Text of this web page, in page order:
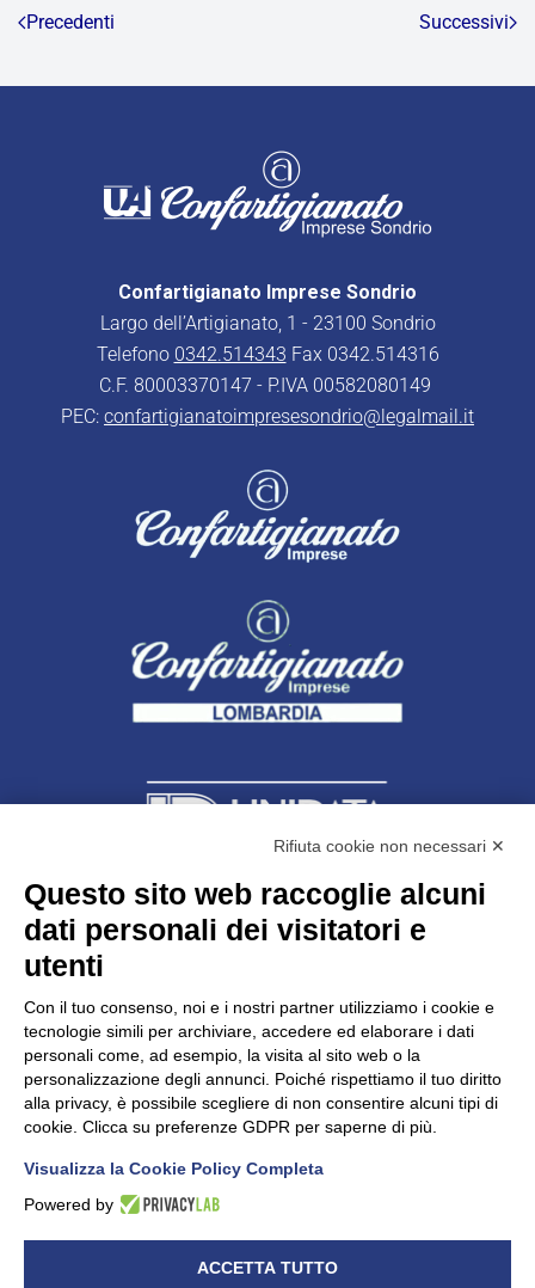
Precedenti Successivi
Confartigianato Imprese Sondrio
Largo dell’Artigianato, 1 - 23100 Sondrio
Telefono 0342.514343 Fax 0342.514316
C.F. 80003370147 - P.IVA 00582080149
PEC: confartigianatoimpresesondrio@legalmail.it
Unidata s.r.lcon unico socio
Largo dell’Artigianato, 1 - 23100 Sondrio
C.F. 00481790145 - N.REA SO-36426
PEC: unidata.sondrio@legalmail.it
Cap. soc. euro 100.000,00 i.v.
UNIDATA - Informativa privacy (per i clienti)
Rifiuta cookie non necessari ✕
Questo sito web raccoglie alcuni
dati personali dei visitatori e
utenti
Con il tuo consenso, noi e i nostri partner utilizziamo i cookie e
tecnologie simili per archiviare, accedere ed elaborare i dati
personali come, ad esempio, la visita al sito web o la
personalizzazione degli annunci. Poiché rispettiamo il tuo diritto
alla privacy, è possibile scegliere di non consentire alcuni tipi di
cookie. Clicca su preferenze GDPR per saperne di più.
Visualizza la Cookie Policy Completa
Powered by
ACCETTA TUTTO